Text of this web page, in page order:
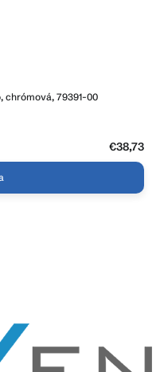
chrómová, 79391-00
€38,73